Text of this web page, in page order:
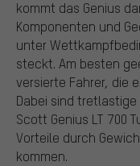
kommt das Genius
Komponenten und
unter
steckt. Am besten
versierte Fahrer, die
Dabei sind
Scott Genius LT 700
Vorteile durch
kommen.